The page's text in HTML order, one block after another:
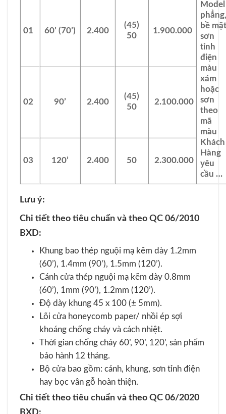
01 60’ (70’) 2.400
(45)
50
1.900.000
Model
bề
sơn
tỉnh
điện
màu
xám
hoặc
sơn
theo
mã
màu
Khách
Hàng
yêu
cầu …
02 90’ 2.400
(45)
50
2.100.000
03 120’ 2.400 50 2.300.000
Lưu ý:
Chi tiết theo tiêu chuẩn và theo QC 06/2010
BXD:
Khung bao thép nguội mạ kẽm dày 1.2mm
(60’), 1.4mm (90’), 1.5mm (120’).
Cánh cửa thép nguội mạ kẽm dày 0.8mm
(60’), 1mm (90’), 1.2mm (120’).
Độ dày khung 45 x 100 (± 5mm).
Lõi cửa honeycomb paper/ nhồi ép sợi
khoáng chống cháy và cách nhiệt.
Thời gian chống cháy 60’, 90’, 120’, sản phẩm
bảo hành 12 tháng.
Bộ cửa bao gồm: cánh, khung, sơn tỉnh điện
hay bọc vân gỗ hoàn thiện.
Chi tiết theo tiêu chuẩn và theo QC 06/2020